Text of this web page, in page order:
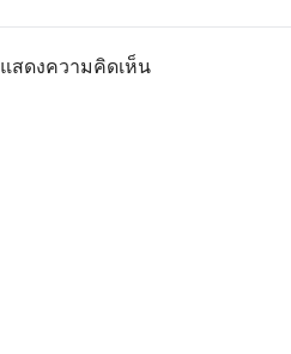
แสดงความคิดเห็น